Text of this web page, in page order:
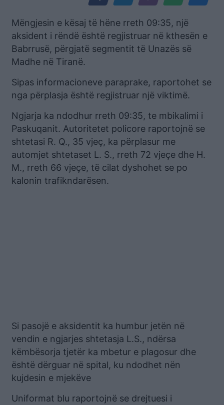
Mëngjesin e kësaj të hëne rreth 09:35, një
aksident i rëndë është regjistruar në kthesën e
Babrrusë, përgjatë segmentit të Unazës së
Madhe në Tiranë.
Sipas informacioneve paraprake, raportohet se
nga përplasja është regjistruar një viktimë.
Ngjarja ka ndodhur rreth 09:35, te mbikalimi i
Paskuqanit. Autoritetet policore raportojnë se
shtetasi R. Q., 35 vjeç, ka përplasur me
automjet shtetaset L. S., rreth 72 vjeçe dhe H.
M., rreth 66 vjeçe, të cilat dyshohet se po
kalonin trafikndarësen.
Si pasojë e aksidentit ka humbur jetën në
vendin e ngjarjes shtetasja L.S., ndërsa
këmbësorja tjetër ka mbetur e plagosur dhe
është dërguar në spital, ku ndodhet nën
kujdesin e mjekëve
Uniformat blu raportojnë se drejtuesi i